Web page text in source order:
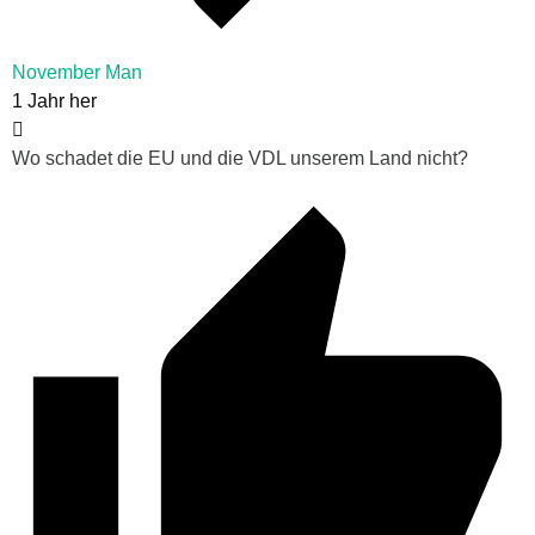
November Man
1 Jahr her
Wo schadet die EU und die VDL unserem Land nicht?